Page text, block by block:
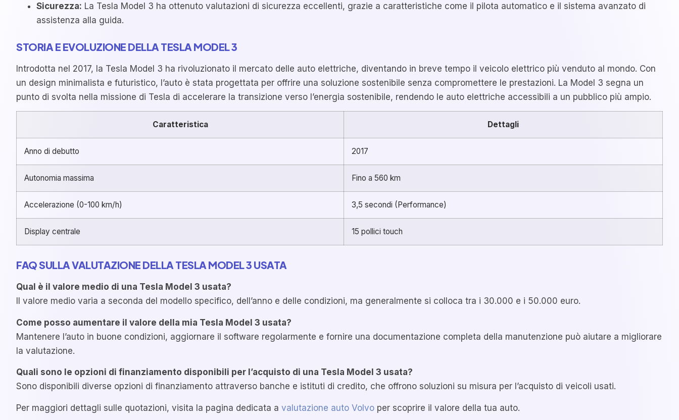
Sicurezza: La Tesla Model 3 ha ottenuto valutazioni di sicurezza eccellenti, grazie a caratteristiche come il pilota automatico e il sistema avanzato di
assistenza alla guida.
STORIA E EVOLUZIONE DELLA TESLA MODEL 3
Introdotta nel 2017, la Tesla Model 3 ha rivoluzionato il mercato delle auto elettriche, diventando in breve tempo il veicolo elettrico più venduto al mondo. Con
un design minimalista e futuristico, l’auto è stata progettata per offrire una soluzione sostenibile senza compromettere le prestazioni. La Model 3 segna un
punto di svolta nella missione di Tesla di accelerare la transizione verso l’energia sostenibile, rendendo le auto elettriche accessibili a un pubblico più ampio.
Caratteristica Dettagli
Anno di debutto 2017
Autonomia massima Fino a 560 km
Accelerazione (0-100 km/h) 3,5 secondi (Performance)
Display centrale 15 pollici touch
FAQ SULLA VALUTAZIONE DELLA TESLA MODEL 3 USATA
Qual è il valore medio di una Tesla Model 3 usata?
Il valore medio varia a seconda del modello specifico, dell’anno e delle condizioni, ma generalmente si colloca tra i 30.000 e i 50.000 euro.
Come posso aumentare il valore della mia Tesla Model 3 usata?
Mantenere l’auto in buone condizioni, aggiornare il software regolarmente e fornire una documentazione completa della manutenzione può aiutare a migliorare
la valutazione.
Quali sono le opzioni di finanziamento disponibili per l’acquisto di una Tesla Model 3 usata?
Sono disponibili diverse opzioni di finanziamento attraverso banche e istituti di credito, che offrono soluzioni su misura per l’acquisto di veicoli usati.
Per maggiori dettagli sulle quotazioni, visita la pagina dedicata a valutazione auto Volvo per scoprire il valore della tua auto.